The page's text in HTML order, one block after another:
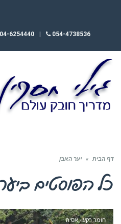
054-4738536
04-6254440
דף הבית » יער האבן
כל הפוסטים ב
חומר רקע - אסיה